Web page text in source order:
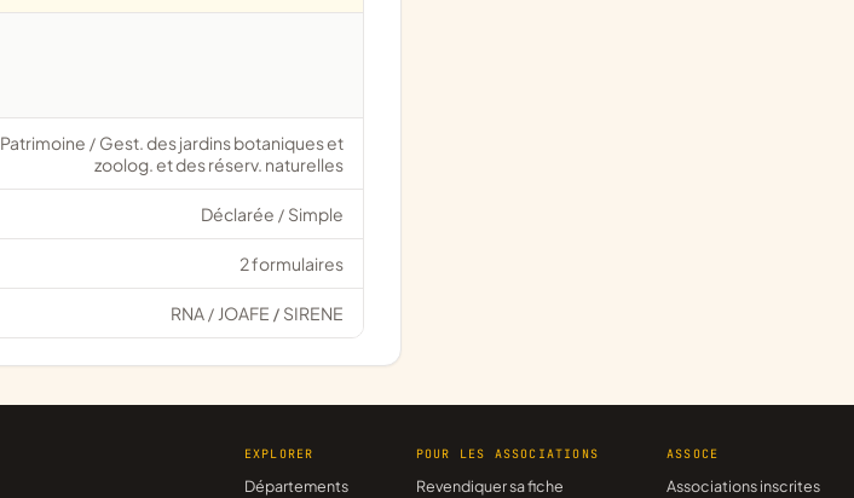
Patrimoine / Gest. des jardins botaniques et
zoolog. et des réserv. naturelles
Déclarée / Simple
2 formulaires
RNA / JOAFE / SIRENE
EXPLORER
Départements
POUR LES ASSOCIATIONS
Revendiquer sa fiche
ASSOCE
Associations inscrites